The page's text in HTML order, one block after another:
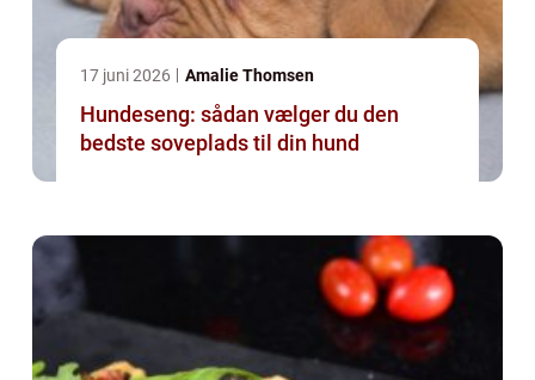
17 juni 2026 Amalie Thomsen
Hundeseng: sådan vælger du den
bedste soveplads til din hund